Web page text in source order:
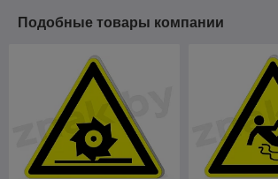
Подобные товары компании